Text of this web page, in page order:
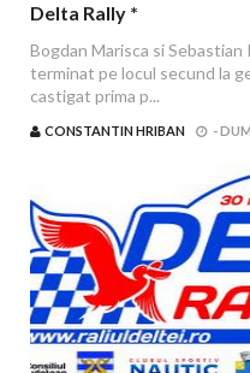
Delta Rally *
Bogdan Marisca si Sebastian
terminat pe locul secund la
castigat prima p...
CONSTANTIN HRIBAN -